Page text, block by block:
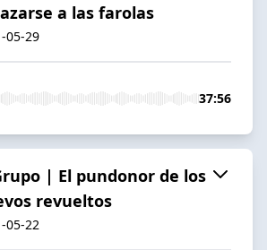
a las farolas
05-29
37:56
| El pundonor de los
revueltos
05-22